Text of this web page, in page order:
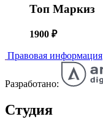
Топ Маркиз
1900 ₽
Правовая информация
Разработано:
Студия